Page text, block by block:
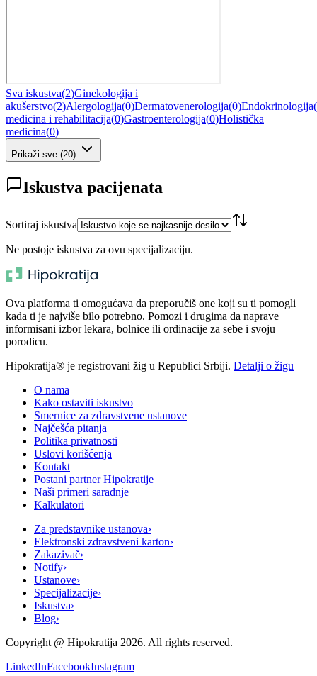
Sva iskustva(2)Ginekologija i
akušerstvo(2)Alergologija(0)Dermatovenerologija(0)Endokrinologija(
medicina i rehabilitacija(0)Gastroenterologija(0)Holistička
medicina(0)
Prikaži sve (20)
Iskustva pacijenata
Sortiraj iskustva
Ne postoje iskustva za ovu specijalizaciju.
Ova platforma ti omogućava da preporučiš one koji su ti pomogli
kada ti je najviše bilo potrebno. Pomozi i drugima da naprave
informisani izbor lekara, bolnice ili ordinacije za sebe i svoju
porodicu.
Hipokratija® je registrovani žig u Republici Srbiji. Detalji o žigu
O nama
Kako ostaviti iskustvo
Smernice za zdravstvene ustanove
Najčešća pitanja
Politika privatnosti
Uslovi korišćenja
Kontakt
Postani partner Hipokratije
Naši primeri saradnje
Kalkulatori
Za predstavnike ustanova›
Elektronski zdravstveni karton›
Zakazivač›
Notify›
Ustanove›
Specijalizacije›
Iskustva›
Blog›
Copyright @ Hipokratija 2026. All rights reserved.
LinkedInFacebookInstagram